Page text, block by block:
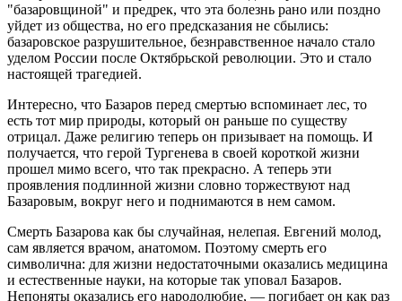
"базаровщиной" и предрек, что эта болезнь рано или поздно
уйдет из общества, но его предсказания не сбылись:
базаровское разрушительное, безнравственное начало стало
уделом России после Октябрьской революции. Это и стало
настоящей трагедией.
Интересно, что Базаров перед смертью вспоминает лес, то
есть тот мир природы, который он раньше по существу
отрицал. Даже религию теперь он призывает на помощь. И
получается, что герой Тургенева в своей короткой жизни
прошел мимо всего, что так прекрасно. А теперь эти
проявления подлинной жизни словно торжествуют над
Базаровым, вокруг него и поднимаются в нем самом.
Смерть Базарова как бы случайная, нелепая. Евгений молод,
сам является врачом, анатомом. Поэтому смерть его
символична: для жизни недостаточными оказались медицина
и естественные науки, на которые так уповал Базаров.
Непоняты оказались его народолюбие, — погибает он как раз